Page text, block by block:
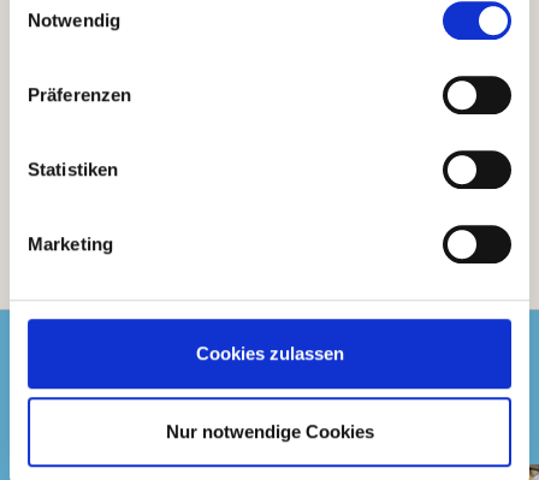
Notwendig
Präferenzen
Statistiken
Marketing
Cookies zulassen
Nur notwendige Cookies
Lieferstatus GP: 25,90€/kg
Folge uns
Instagram